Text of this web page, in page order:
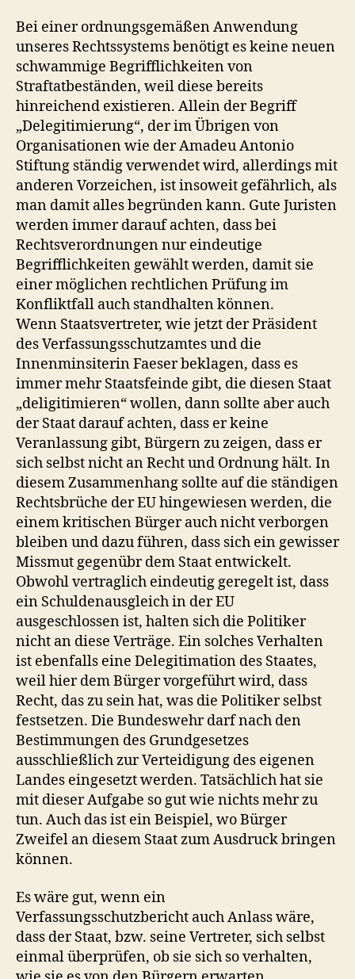
Bei einer ordnungsgemäßen Anwendung
unseres Rechtssystems benötigt es keine neuen
schwammige Begrifflichkeiten von
Straftatbeständen, weil diese bereits
hinreichend existieren. Allein der Begriff
„Delegitimierung“, der im Übrigen von
Organisationen wie der Amadeu Antonio
Stiftung ständig verwendet wird, allerdings mit
anderen Vorzeichen, ist insoweit gefährlich, als
man damit alles begründen kann. Gute Juristen
werden immer darauf achten, dass bei
Rechtsverordnungen nur eindeutige
Begrifflichkeiten gewählt werden, damit sie
einer möglichen rechtlichen Prüfung im
Konfliktfall auch standhalten können.
Wenn Staatsvertreter, wie jetzt der Präsident
des Verfassungsschutzamtes und die
Innenminsiterin Faeser beklagen, dass es
immer mehr Staatsfeinde gibt, die diesen Staat
„deligitimieren“ wollen, dann sollte aber auch
der Staat darauf achten, dass er keine
Veranlassung gibt, Bürgern zu zeigen, dass er
sich selbst nicht an Recht und Ordnung hält. In
diesem Zusammenhang sollte auf die ständigen
Rechtsbrüche der EU hingewiesen werden, die
einem kritischen Bürger auch nicht verborgen
bleiben und dazu führen, dass sich ein gewisser
Missmut gegenübr dem Staat entwickelt.
Obwohl vertraglich eindeutig geregelt ist, dass
ein Schuldenausgleich in der EU
ausgeschlossen ist, halten sich die Politiker
nicht an diese Verträge. Ein solches Verhalten
ist ebenfalls eine Delegitimation des Staates,
weil hier dem Bürger vorgeführt wird, dass
Recht, das zu sein hat, was die Politiker selbst
festsetzen. Die Bundeswehr darf nach den
Bestimmungen des Grundgesetzes
ausschließlich zur Verteidigung des eigenen
Landes eingesetzt werden. Tatsächlich hat sie
mit dieser Aufgabe so gut wie nichts mehr zu
tun. Auch das ist ein Beispiel, wo Bürger
Zweifel an diesem Staat zum Ausdruck bringen
können.
Es wäre gut, wenn ein
Verfassungsschutzbericht auch Anlass wäre,
dass der Staat, bzw. seine Vertreter, sich selbst
einmal überprüfen, ob sie sich so verhalten,